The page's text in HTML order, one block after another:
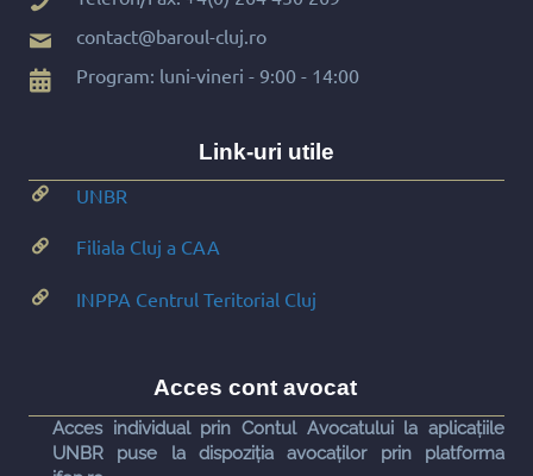
contact@baroul-cluj.ro
Program: luni-vineri - 9:00 - 14:00
Link-uri utile
UNBR
Filiala Cluj a CAA
INPPA Centrul Teritorial Cluj
Acces cont avocat
Acces individual prin Contul Avocatului la aplicațiile
UNBR puse la dispoziția avocaților prin platforma